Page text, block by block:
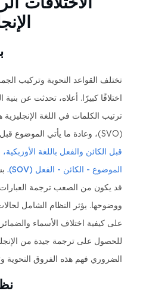
تختلف القواعد النحوية وتركيب
اختلافًا كبيرًا. أعلاه، تحدثت عن بنية
(SVO)، وعادة ما يأتي الموضوع قبل الفعل والكائن.
قبل الكائن والفعل باللغة
الموضوع - الكائن - الفعل (SOV).
قد يكون من الصعب ترجمة
ووضوحها. يؤثر النظام الشامل
على كيفية اختلاف الأسماء
للحصول على ترجمة جيدة من
الضروري فهم هذه الفروق النحوية